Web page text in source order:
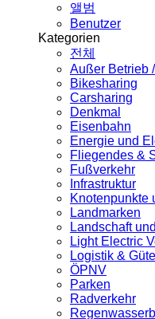
앨범
Benutzer
Kategorien
전체
Außer Betrieb
Bikesharing
Carsharing
Denkmal
Eisenbahn
Energie und
Fliegendes &
Fußverkehr
Infrastruktur
Knotenpunkte
Landmarken
Landschaft
Light Electric
Logistik &
ÖPNV
Parken
Radverkehr